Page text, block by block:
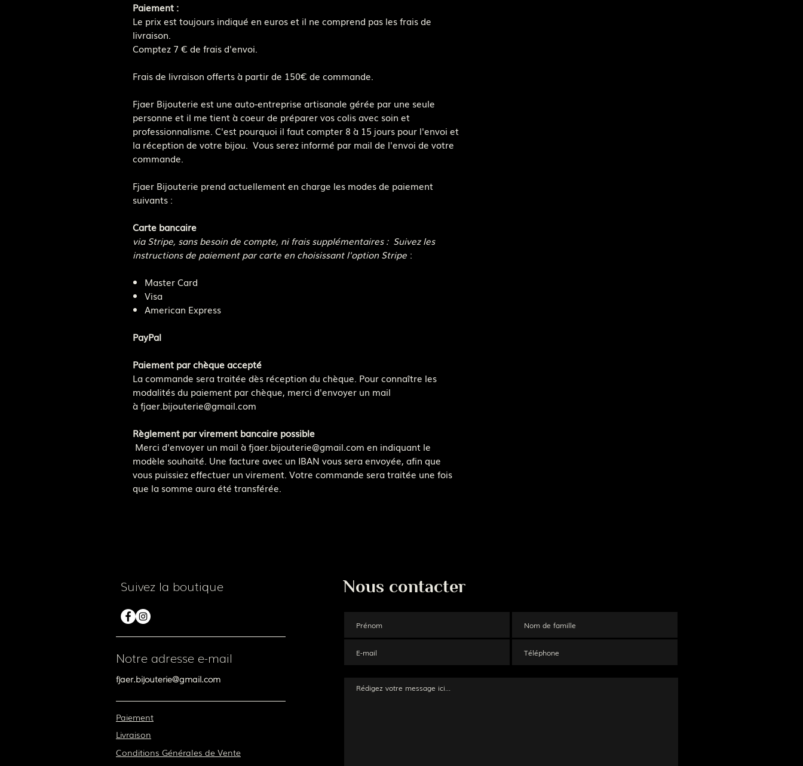
Paiement :
Le prix est toujours indiqué en euros et il ne comprend pas les frais de
livraison.
Comptez 7 € de frais d'envoi.
Frais de livraison offerts à partir de 150€ de commande.
Fjaer Bijouterie est une auto-entreprise artisanale gérée par une seule
personne et il me tient à coeur de préparer vos colis avec soin et
professionnalisme. C'est pourquoi il faut compter 8 à 15 jours pour l'envoi et
la réception de votre bijou. Vous serez informé par mail de l'envoi de votre
commande.
Fjaer Bijouterie prend actuellement en charge les modes de paiement
suivants :
Carte bancaire
via Stripe, sans besoin de compte, ni frais supplémentaires : Suivez les
instructions de paiement par carte en choisissant l'option Stripe :
Master Card
Visa
American Express
PayPal
Paiement par chèque accepté
La commande sera traitée dès réception du chèque. Pour connaître les
modalités du paiement par chèque, merci d'envoyer un mail
à fjaer.bijouterie@gmail.com
Règlement par virement bancaire possible
Merci d'envoyer un mail à fjaer.bijouterie@gmail.com en indiquant le
modèle souhaité. Une facture avec un IBAN vous sera envoyée, afin que
vous puissiez effectuer un virement. Votre commande sera traitée une fois
que la somme aura été transférée.
Suivez la boutique
Notre adresse e-mail
fjaer.bijouterie@gmail.com
Paiement
Livraison
Conditions Générales de Vente
Nous contacter